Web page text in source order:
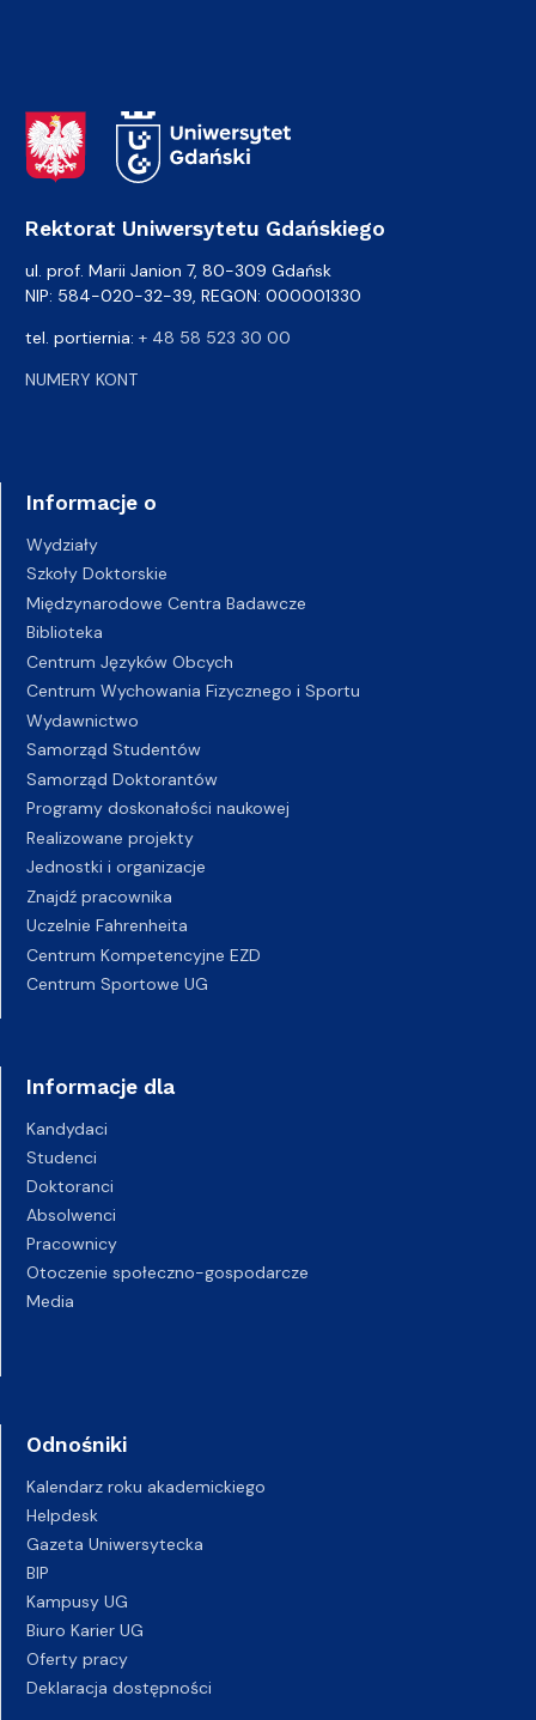
Adres Rektoratu
Rektorat Uniwersytetu Gdańskiego
ul. prof. Marii Janion 7, 80-309 Gdańsk
NIP: 584-020-32-39, REGON: 000001330
tel. portiernia: + 48 58 523 30 00
NUMERY KONT
Informacje o
Wydziały
Szkoły Doktorskie
Międzynarodowe Centra Badawcze
Biblioteka
Centrum Języków Obcych
Centrum Wychowania Fizycznego i Sportu
Wydawnictwo
Samorząd Studentów
Samorząd Doktorantów
Programy doskonałości naukowej
Realizowane projekty
Jednostki i organizacje
Znajdź pracownika
Uczelnie Fahrenheita
Centrum Kompetencyjne EZD
Centrum Sportowe UG
Informacje dla
Kandydaci
Studenci
Doktoranci
Absolwenci
Pracownicy
Otoczenie społeczno-gospodarcze
Media
Odnośniki
Kalendarz roku akademickiego
Helpdesk
Gazeta Uniwersytecka
BIP
Kampusy UG
Biuro Karier UG
Oferty pracy
Deklaracja dostępności